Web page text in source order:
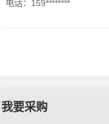
电话：159********
我要采购